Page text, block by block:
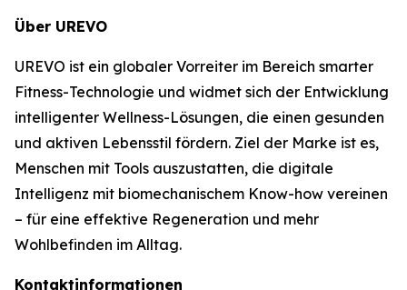
Über UREVO
UREVO ist ein globaler Vorreiter im Bereich smarter
Fitness-Technologie und widmet sich der Entwicklung
intelligenter Wellness-Lösungen, die einen gesunden
und aktiven Lebensstil fördern. Ziel der Marke ist es,
Menschen mit Tools auszustatten, die digitale
Intelligenz mit biomechanischem Know-how vereinen
– für eine effektive Regeneration und mehr
Wohlbefinden im Alltag.
Kontaktinformationen